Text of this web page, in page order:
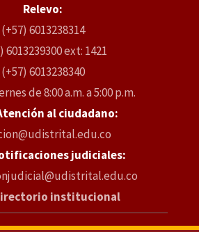
Relevo:
(+57) 6013238314
6013239300 ext: 1421
(+57) 6013238340
de 8:00 a.m. a 5:00 p.m.
al ciudadano:
judiciales:
institucional